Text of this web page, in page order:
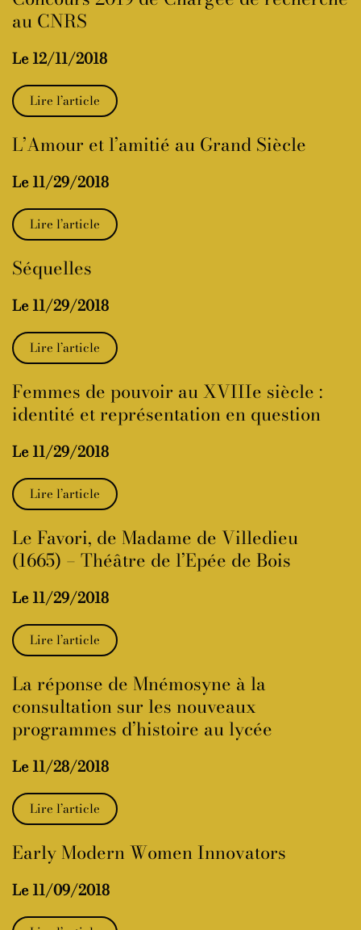
au CNRS
Le 12/11/2018
Lire l’article
L’Amour et l’amitié au Grand Siècle
Le 11/29/2018
Lire l’article
Séquelles
Le 11/29/2018
Lire l’article
Femmes de pouvoir au XVIIIe siècle :
identité et représentation en question
Le 11/29/2018
Lire l’article
Le Favori, de Madame de Villedieu
(1665) – Théâtre de l’Epée de Bois
Le 11/29/2018
Lire l’article
La réponse de Mnémosyne à la
consultation sur les nouveaux
programmes d’histoire au lycée
Le 11/28/2018
Lire l’article
Early Modern Women Innovators
Le 11/09/2018